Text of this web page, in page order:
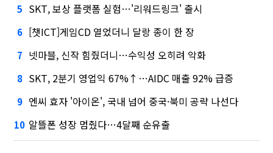
5 SKT, 보상 플랫폼 실험…'리워드링크' 출시
6 [챗ICT]게임CD 열었더니 달랑 종이 한 장
7 넷마블, 신작 힘줬더니…수익성 오히려 악화
8 SKT, 2분기 영업익 67%↑…AIDC 매출 92% 급증
9 엔씨 효자 '아이온', 국내 넘어 중국·북미 공략 나선다
10 알뜰폰 성장 멈췄다…4달째 순유출